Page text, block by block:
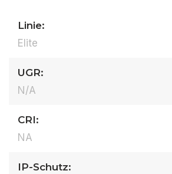
Linie:
Elite
UGR:
N/A
CRI:
NA
IP-Schutz: